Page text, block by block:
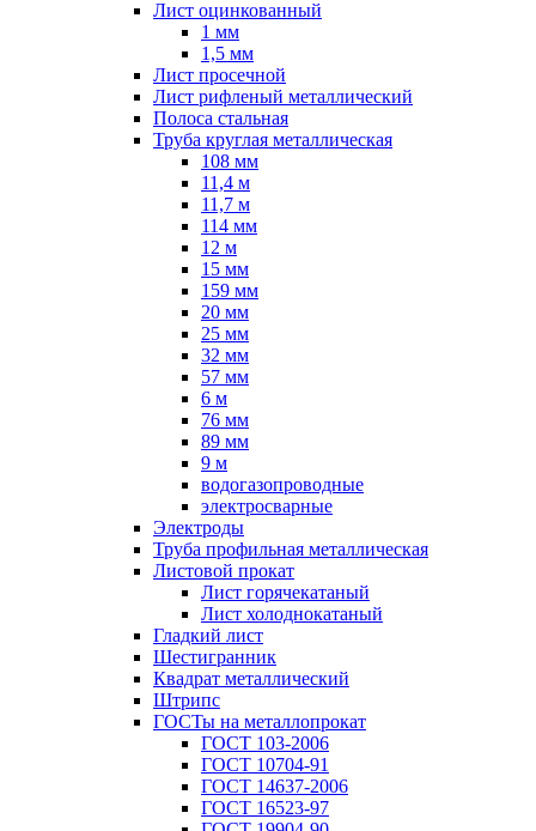
Лист оцинкованный
1 мм
1,5 мм
Лист просечной
Лист рифленый металлический
Полоса стальная
Труба круглая металлическая
108 мм
11,4 м
11,7 м
114 мм
12 м
15 мм
159 мм
20 мм
25 мм
32 мм
57 мм
6 м
76 мм
89 мм
9 м
водогазопроводные
электросварные
Электроды
Труба профильная металлическая
Листовой прокат
Лист горячекатаный
Лист холоднокатаный
Гладкий лист
Шестигранник
Квадрат металлический
Штрипс
ГОСТы на металлопрокат
ГОСТ 103-2006
ГОСТ 10704-91
ГОСТ 14637-2006
ГОСТ 16523-97